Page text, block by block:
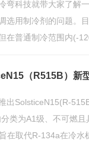
科技就带大家了解一
选用制冷剂的问题。
在普通制冷范围内(-
）新型制冷剂用于冷水
出SolsticeN15(R-
类为A1级、不可燃且
在取代R-134a在冷水